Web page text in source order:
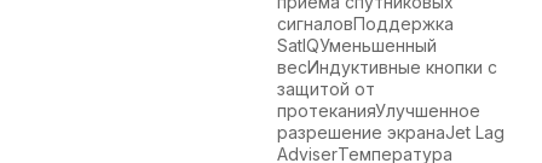
сигналовПоддержка
SatIQУменьшенный
весИндуктивные кнопки с
защитой от
протеканияУлучшенное
разрешение экранаJet Lag
AdviserТемпература